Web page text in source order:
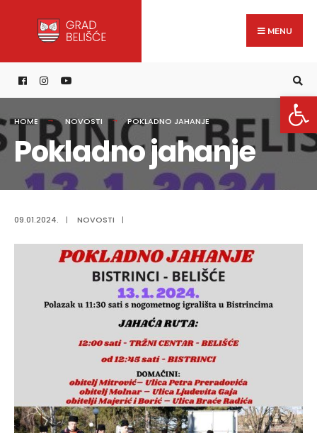
content
MENU
HOME NOVOSTI POKLADNO JAHANJE
Pokladno jahanje
09.01.2024. | NOVOSTI |
for: